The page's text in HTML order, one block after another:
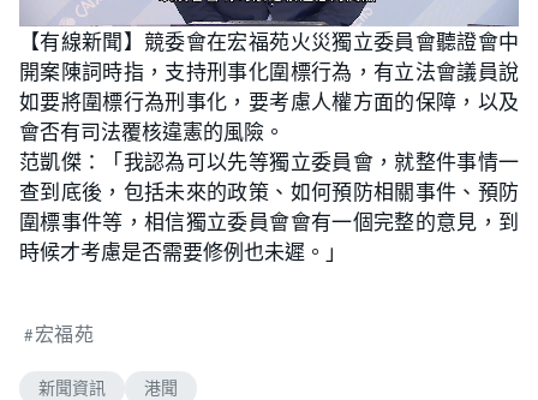
n
m
t
e
L
o
a
d
e
d
:
7
5
.
0
0
%
【有線新聞】競委會在宏福苑火災獨立委員會聽證會中
開案陳詞時指，支持刑事化圍標行為，有立法會議員說
如要將圍標行為刑事化，要考慮人權方面的保障，以及
會否有司法覆核違憲的風險。
范凱傑：「我認為可以先等獨立委員會，就整件事情一
查到底後，包括未來的政策、如何預防相關事件、預防
圍標事件等，相信獨立委員會會有一個完整的意見，到
時候才考慮是否需要修例也未遲。」
宏福苑
新聞資訊 港聞